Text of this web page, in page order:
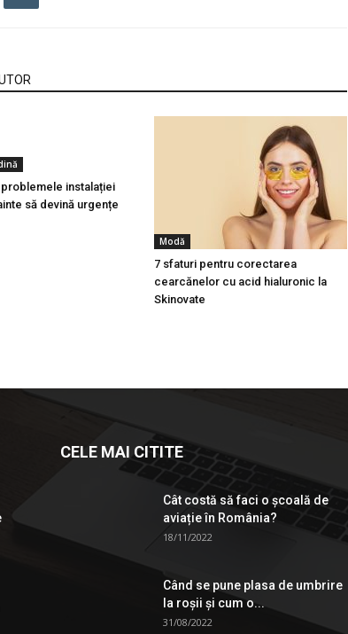
problemele instalației
să devină urgențe
Modă
7 sfaturi pentru corectarea
cearcănelor cu acid hialuronic la
Skinovate
CELE MAI CITITE
Cât costă să faci o școală de
aviație în România?
18/11/2022
Când se pune plasa de umbrire
la roşii şi cum o...
31/08/2022